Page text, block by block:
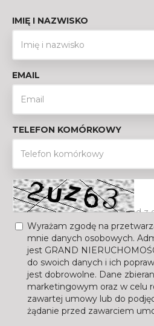
IMIĘ I NAZWISKO
EMAIL
TELEFON KOMÓRKOWY
Wyrażam zgodę na
mnie danych osobowych.
jest GRAND
do swoich danych i ich
jest dobrowolne. Dane
marketingowym oraz w celu
zawartej umowy lub do
żądanie przed zawarciem